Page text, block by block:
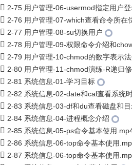
2-75 用户管理-06-usermod指定用户
2-76 用户管理-07-which查看命令所在
2-77 用户管理-08-su切换用户
2-78 用户管理-09-权限命令介绍和
2-79 用户管理-10-chmod的数字表示
2-80 用户管理-11-chmod演练-R递归
2-81 系统信息-01-学习目标
2-82 系统信息-02-date和cal查看系统
2-83 系统信息-03-df和du查看磁盘和目
2-84 系统信息-04-进程概念介绍
2-85 系统信息-05-ps命令基本使用
2-86 系统信息-06-top命令基本使用
2-87 系统信息-06-top命令基本使用